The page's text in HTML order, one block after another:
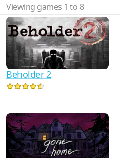
Viewing games 1 to 8
Beholder 2